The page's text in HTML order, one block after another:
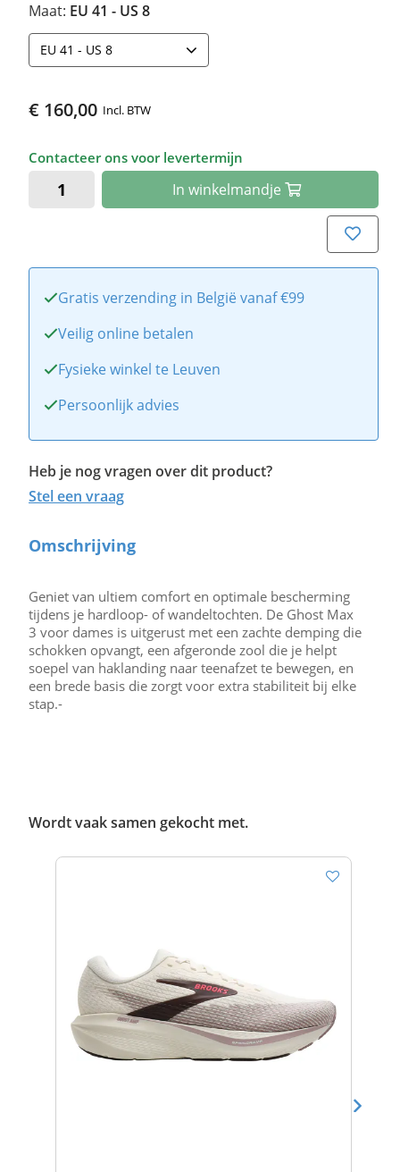
Maat: EU 41 - US 8
EU 41 - US 8
€ 160,00 Incl. BTW
Contacteer ons voor levertermijn
In winkelmandje
Gratis verzending in België vanaf €99
Veilig online betalen
Fysieke winkel te Leuven
Persoonlijk advies
Heb je nog vragen over dit product?
Stel een vraag
Omschrijving
Geniet van ultiem comfort en optimale bescherming
tijdens je hardloop- of wandeltochten. De Ghost Max
3 voor dames is uitgerust met een zachte demping die
schokken opvangt, een afgeronde zool die je helpt
soepel van haklanding naar teenafzet te bewegen, en
een brede basis die zorgt voor extra stabiliteit bij elke
stap.-
Wordt vaak samen gekocht met.